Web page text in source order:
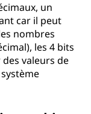
un
car il peut
nombres
les 4 bits
valeurs de